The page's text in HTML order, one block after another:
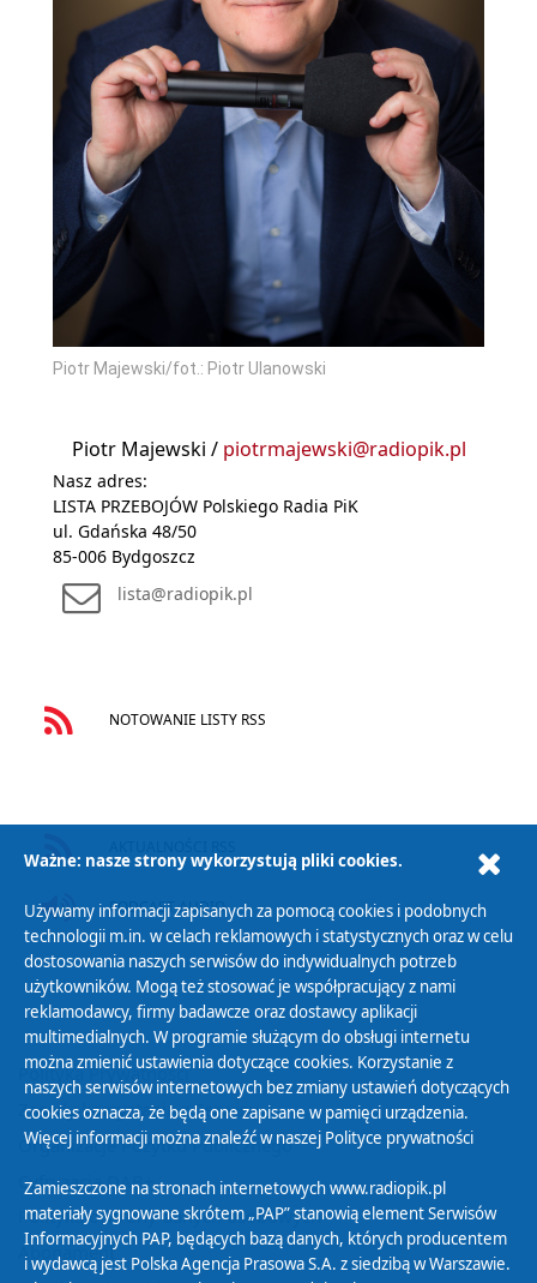
Piotr Majewski/fot.: Piotr Ulanowski
Piotr Majewski / piotrmajewski@radiopik.pl
Nasz adres:
LISTA PRZEBOJÓW Polskiego Radia PiK
ul. Gdańska 48/50
85-006 Bydgoszcz
lista@radiopik.pl
NOTOWANIE LISTY RSS
PODCAST AUDIO
Polityka Prywatności
Zasady korzystania z Serwisu
Organizacje Pożytku Publicznego
Cyfryzacja DAB+
Polityka ochrony danych osobowych
Abonament
Ważne: nasze strony wykorzystują pliki cookies.
Używamy informacji zapisanych za pomocą cookies i podobnych
technologii m.in. w celach reklamowych i statystycznych oraz w celu
dostosowania naszych serwisów do indywidualnych potrzeb
użytkowników. Mogą też stosować je współpracujący z nami
reklamodawcy, firmy badawcze oraz dostawcy aplikacji
multimedialnych. W programie służącym do obsługi internetu
można zmienić ustawienia dotyczące cookies. Korzystanie z
naszych serwisów internetowych bez zmiany ustawień dotyczących
cookies oznacza, że będą one zapisane w pamięci urządzenia.
Więcej informacji można znaleźć w naszej Polityce prywatności
Zamieszczone na stronach internetowych www.radiopik.pl
materiały sygnowane skrótem „PAP” stanowią element Serwisów
Informacyjnych PAP, będących bazą danych, których producentem
i wydawcą jest Polska Agencja Prasowa S.A. z siedzibą w Warszawie.